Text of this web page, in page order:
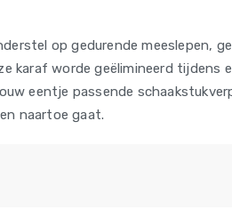
op gedurende meeslepen,
worde geëlimineerd
eentje passende
naartoe gaat.